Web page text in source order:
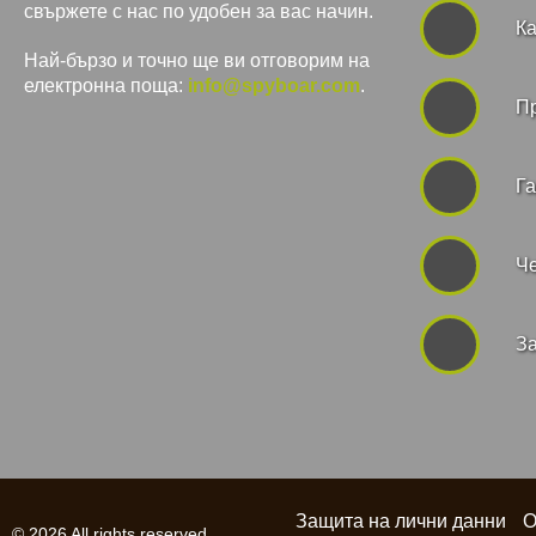
свържете с нас по удобен за вас начин.
Най-бързо и точно ще ви отговорим на
електронна поща: info@spyboar.com.
Защита на лични данни